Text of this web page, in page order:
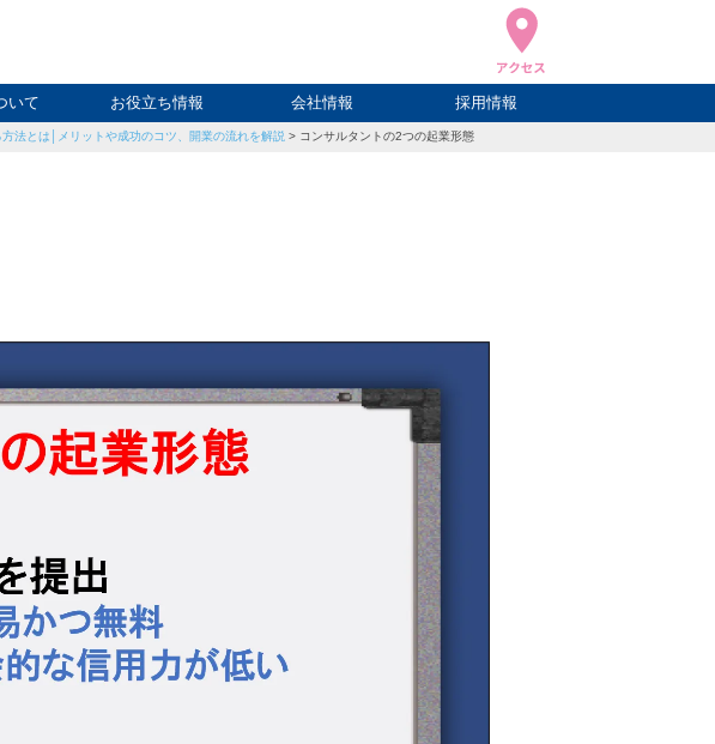
いて
金
いて
お役立ち情報
起業ノウハウ
社長ブログ
スタッフブログ
会社情報
会社概要
アクセス
採用情報
法とは│メリットや成功のコツ、開業の流れを解説 > コンサルタントの2つの起業形態